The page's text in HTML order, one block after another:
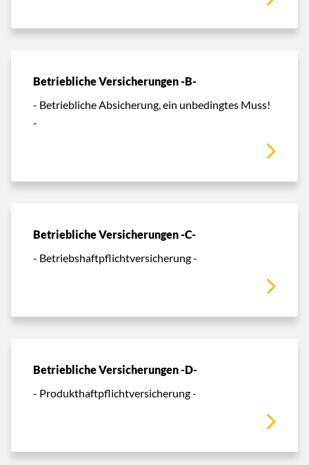
Betriebliche Versicherungen -B-
- Betriebliche Absicherung, ein unbedingtes Muss!
-
Betriebliche Versicherungen -C-
- Betriebshaftpflichtversicherung -
Betriebliche Versicherungen -D-
- Produkthaftpflichtversicherung -